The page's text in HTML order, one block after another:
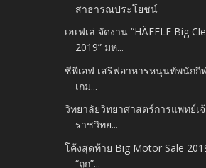
สาธารณประโยชน์
เฮเฟเล่ จัดงาน “HÄFELE Big
2019” มห...
ซีพีเอฟ เสริฟอาหารหนุนทัพนักกี
เกม...
วิทยาลัยวิทยาศาสตร์การแพทย์
ราชวิทย...
โค้งสุดท้าย Big Motor Sale
“ถูก”...